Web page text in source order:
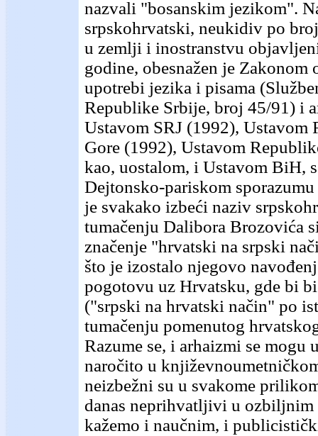
nazvali "bosanskim jezikom".
srpskohrvatski, neukidiv po
u zemlji i inostranstvu
godine, obesnažen je Zakonom
upotrebi jezika i pisama
Republike Srbije, broj 45/91) i
Ustavom SRJ (1992), Ustavom
Gore (1992), Ustavom
kao, uostalom, i Ustavom BiH,
Dejtonsko-pariskom
je svakako izbeći naziv
tumačenju Dalibora Brozovića
značenje "hrvatski na srpski
što je izostalo njegovo
pogotovu uz Hrvatsku, gde bi
("srpski na hrvatski način" po
tumačenju pomenutog
Razume se, i arhaizmi se mogu
naročito u
neizbežni su u svakome
danas neprihvatljivi u ozbiljnim
kažemo i naučnim, i